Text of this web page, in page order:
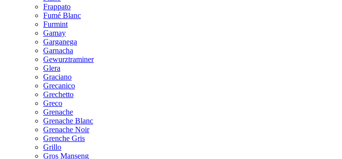
Frappato
Fumé Blanc
Furmint
Gamay
Garganega
Garnacha
Gewurztraminer
Glera
Graciano
Grecanico
Grechetto
Greco
Grenache
Grenache Blanc
Grenache Noir
Grenche Gris
Grillo
Gros Manseng